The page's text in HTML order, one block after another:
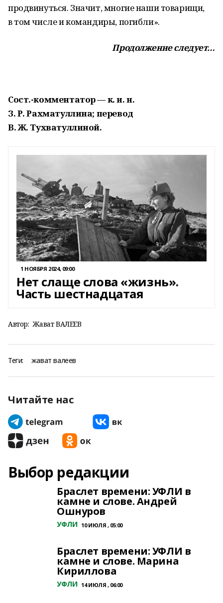
продвинуться. Значит, многие наши товарищи,
в том числе и командиры, погибли».
Продолжение следует…
Сост.-комментатор — к. и. н.
З. Р. Рахматуллина; перевод
В. Ж. Тухватуллиной.
1 НОЯБРЯ 2024, 09:00
Нет слаще слова «жизнь».
Часть шестнадцатая
Автор: Жават ВАЛЕЕВ
Теги: жават валеев
Читайте нас
Выбор редакции
Браслет времени: УФЛИ в
камне и слове. Андрей
Ошнуров
УФЛИ 10 ИЮЛЯ , 05:00
Браслет времени: УФЛИ в
камне и слове. Марина
Кириллова
УФЛИ 14 ИЮЛЯ , 06:00